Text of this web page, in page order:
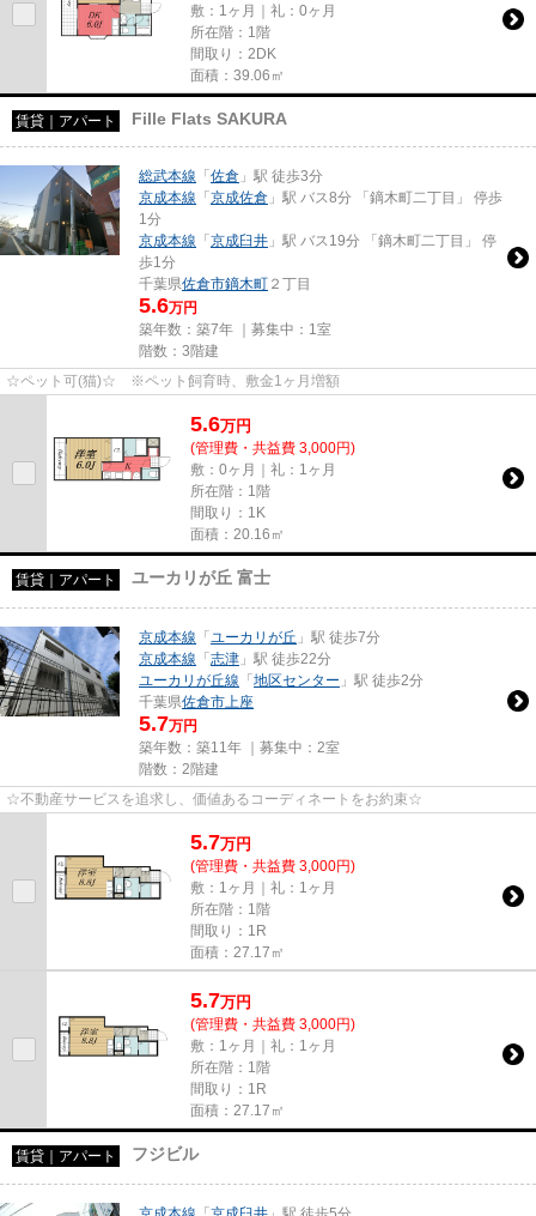
敷：1ヶ月｜礼：0ヶ月
所在階：1階
間取り：2DK
面積：39.06㎡
賃貸｜アパート Fille Flats SAKURA
総武本線 「 佐倉 」駅 徒歩3分
京成本線 「 京成佐倉 」駅 バス8分 「鏑木町二丁目」 停歩
1分
京成本線 「 京成臼井 」駅 バス19分 「鏑木町二丁目」 停
歩1分
千葉県佐倉市鏑木町 ２丁目
5.6万円
築年数：築7年 ｜募集中： 1室
階数：3階建
☆ペット可(猫)☆ ※ペット飼育時、敷金1ヶ月増額
5.6万円
(管理費・共益費 3,000円)
敷：0ヶ月｜礼：1ヶ月
所在階：1階
間取り：1K
面積：20.16㎡
賃貸｜アパート ユーカリが丘 富士
京成本線 「 ユーカリが丘 」駅 徒歩7分
京成本線 「 志津 」駅 徒歩22分
ユーカリが丘線 「 地区センター 」駅 徒歩2分
千葉県佐倉市上座
5.7万円
築年数：築11年 ｜募集中： 2室
階数：2階建
☆不動産サービスを追求し、価値あるコーディネートをお約束☆
5.7万円
(管理費・共益費 3,000円)
敷：1ヶ月｜礼：1ヶ月
所在階：1階
間取り：1R
面積：27.17㎡
5.7万円
(管理費・共益費 3,000円)
敷：1ヶ月｜礼：1ヶ月
所在階：1階
間取り：1R
面積：27.17㎡
賃貸｜アパート フジビル